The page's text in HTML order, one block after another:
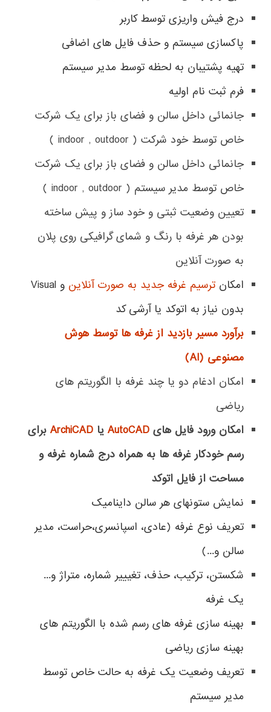
درج فیش واریزی توسط کاربر
پاکسازی سیستم و حذف فایل های اضافی
تهیه پشتیبان به لحظه توسط مدیر سیستم
فرم ثبت نام اولیه
جانمائی داخل سالن و فضای باز برای یک شرکت
خاص توسط خود شرکت ( indoor , outdoor )
جانمائی داخل سالن و فضای باز برای یک شرکت
خاص توسط مدیر سیستم ( indoor , outdoor )
تعیین وضعیت ثبتی و خود ساز و پیش ساخته
بودن هر غرفه با رنگ و شمای گرافیکی روی پلان
به صورت آنلاین
امکان ترسیم غرفه جدید به صورت آنلاین
و Visual
بدون نیاز به اتوکد یا آرشی کد
برآورد مسیر بازدید از غرفه ها توسط هوش
مصنوعی (AI)
امکان ادغام دو یا چند غرفه با الگوریتم های
ریاضی
امکان ورود فایل های AutoCAD یا ArchiCAD برای
رسم خودکار غرفه ها به همراه درج شماره غرفه و
مساحت از فایل اتوکد
نمایش ستونهای هر سالن داینامیک
تعریف نوع غرفه (عادی، اسپانسری،حراست، مدیر
سالن و...)
شکستن، ترکیب، حذف، تغیییر شماره، متراژ و...
یک غرفه
بهینه سازی غرفه های رسم شده با الگوریتم های
بهینه سازی ریاضی
تعریف وضعیت یک غرفه به حالت خاص توسط
مدیر سیستم